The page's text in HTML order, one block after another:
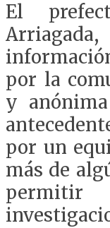
El
por la
y
por un
más de
permitir